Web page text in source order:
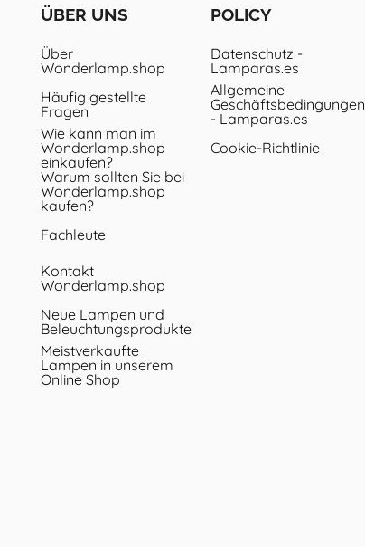
ÜBER UNS
Über
Wonderlamp.shop
Häufig gestellte
Fragen
Wie kann man im
Wonderlamp.shop
einkaufen?
Warum sollten Sie bei
Wonderlamp.shop
kaufen?
Fachleute
Kontakt
Wonderlamp.shop
Neue Lampen und
Beleuchtungsprodukte
Meistverkaufte
Lampen in unserem
Online Shop
POLICY
Datenschutz -
Lamparas.es
Allgemeine
Geschäftsbedingungen
- Lamparas.es
Cookie-Richtlinie